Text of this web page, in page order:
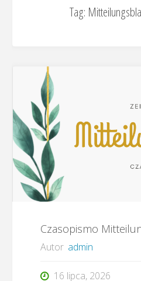
Tag:
Czasopismo
Autor admin
16 lipca, 2026